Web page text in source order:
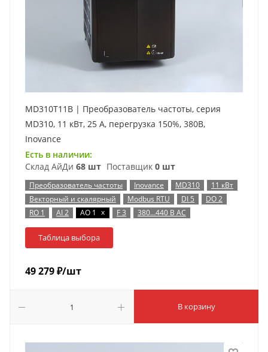
MD310T11B | Преобразователь частоты, серия
MD310, 11 кВт, 25 А, перегрузка 150%, 380B,
Inovance
Есть в наличии:
Склад АйДи 68 шт Поставщик 0 шт
Преобразователь частоты Inovance MD310
11 кВт
Векторный и скалярный
Modbus RTU DI 5
DO 2
RO 1
AI 2 AO 1 x F 3 380…440 В AC
Таблица выбора
49 279₽/шт
В корзину